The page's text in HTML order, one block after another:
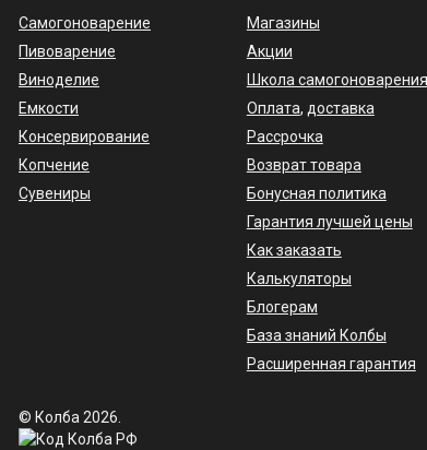
Самогоноварение
Пивоварение
Виноделие
Емкости
Консервирование
Копчение
Сувениры
Магазины
Акции
Школа самогоноварения
Оплата, доставка
Рассрочка
Возврат товара
Бонусная политика
Гарантия лучшей цены
Как заказать
Калькуляторы
Блогерам
База знаний Колбы
Расширенная гарантия
© Колба 2026.